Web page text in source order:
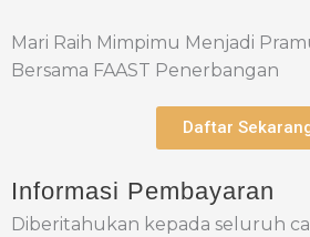
Mari Raih Mimpimu Menjadi
Bersama FAAST Penerbangan
Daftar
Informasi Pembayaran
Diberitahukan kepada seluruh